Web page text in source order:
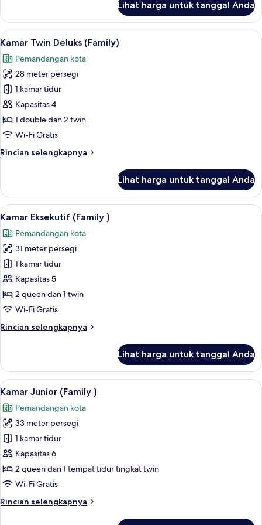
Suite
Superior
(Family
Lihat harga untuk tanggal Anda
Lihat
semua
foto
untuk
Kamar
Twin
Deluks
(Family)
Kamar Twin Deluks (Family) |
5
Kamar Twin Deluks (Family)
Pemandangan kota
28 meter persegi
1 kamar tidur
Kapasitas 4
1 double dan 2 twin
Wi-Fi Gratis
Rincian selengkapnya
Rincian
Kamar
Twin
Deluks
Lihat harga untuk tanggal Anda
Lihat
semua
foto
untuk
Kamar
Eksekutif
(Family
)
Kamar Eksekutif (Family ) | Brankas,
6
Kamar Eksekutif (Family )
Pemandangan kota
31 meter persegi
1 kamar tidur
Kapasitas 5
2 queen dan 1 twin
Wi-Fi Gratis
Rincian selengkapnya
Rincian
Kamar
Eksekutif
(Family
Lihat harga untuk tanggal Anda
Lihat
semua
foto
untuk
Kamar
Junior
(Family
)
Kamar Junior (Family ) | Brankas,
7
Kamar Junior (Family )
Pemandangan kota
33 meter persegi
1 kamar tidur
Kapasitas 6
2 queen dan 1 tempat tidur tingkat twin
Wi-Fi Gratis
Rincian selengkapnya
Rincian